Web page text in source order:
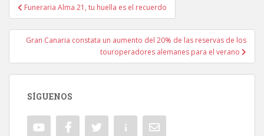
Navegación de entradas
Funeraria Alma 21, tu huella es el recuerdo
Gran Canaria constata un aumento del 20% de las reservas de los
touroperadores alemanes para el verano
SÍGUENOS